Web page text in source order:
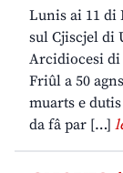
Lunis ai 11 di
sul Cjiscjel di
Arcidiocesi di
Friûl a 50
muarts e
da fâ par […]